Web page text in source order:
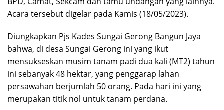
Acara tersebut digelar pada Kamis (18/05/2023).
Diungkapkan Pjs Kades Sungai Gerong Bangun Jaya
bahwa, di desa Sungai Gerong ini yang ikut
mensukseskan musim tanam padi dua kali (MT2) tahun
ini sebanyak 48 hektar, yang penggarap lahan
persawahan berjumlah 50 orang. Pada hari ini yang
merupakan titik nol untuk tanam perdana.